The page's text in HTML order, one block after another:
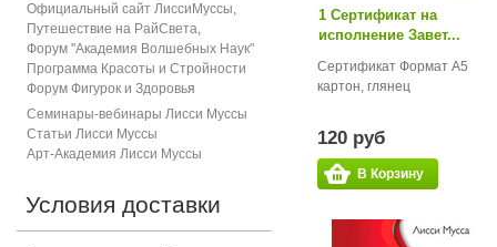
1 Сертификат на
исполнение Завет...
Сертификат Формат А5
картон, глянец
120 руб
В Корзину
Официальный сайт ЛиссиМуссы,
Путешествие на РайСвета,
Форум "Академия Волшебных Наук"
Программа Красоты и Стройности
Форум Фигурок и Здоровья
Семинары-вебинары Лисси Муссы
Статьи Лисси Муссы
Арт-Академия Лисси Муссы
Условия доставки